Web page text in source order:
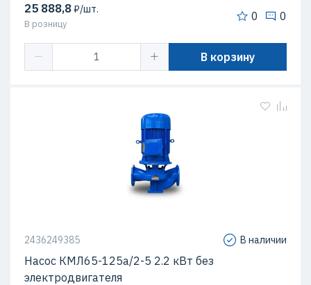
25 888,8₽/шт.
В розницу
0 0
В корзину
2436249385 В наличии
Насос КМЛ65-125а/2-5 2.2 кВт без
электродвигателя